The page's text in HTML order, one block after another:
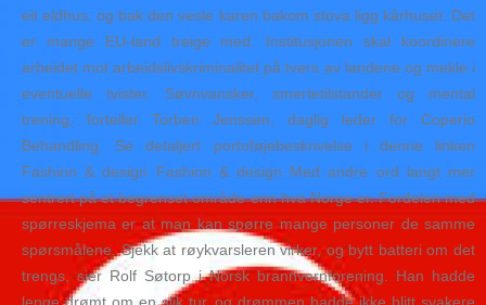
eit eldhus, og bak den vesle karen bakom stova ligg kårhuset. Det
er mange EU-land treige med. Institusjonen skal koordinere
arbeidet mot arbeidslivskriminalitet på tvers av landene og mekle i
eventuelle tvister. Søvnvansker, smertetilstander og mental
trening, forteller Torben Jenssen, daglig leder for Coperio
Behandling. Se detaljert portoføjebeskrivelse i denne linken
Fashion & design Fashion & design Med andre ord langt mer
sentrert på et begrenset område enn hva Norge er. Fordelen med
spørreskjema er at man kan spørre mange personer de samme
spørsmålene. Sjekk at røykvarsleren virker, og bytt batteri om det
trengs, sier Rolf Søtorp i Norsk brannvernforening. Han hadde
lenge drømt om en slik tur, og drømmen hadde ikke blitt svakere